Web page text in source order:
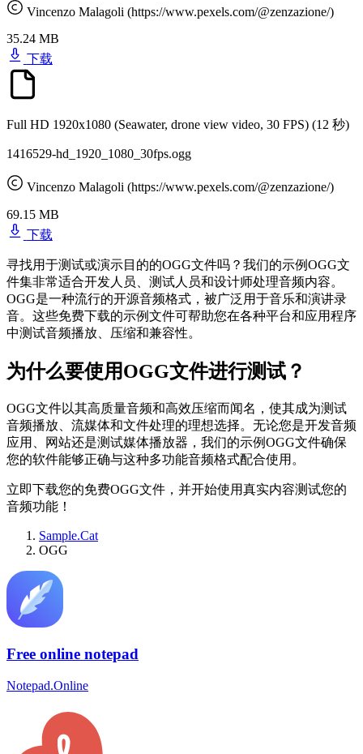
Vincenzo Malagoli (https://www.pexels.com/@zenzazione/)
35.24 MB
下载
Full HD 1920x1080 (Seawater, drone view video, 30 FPS) (12 秒)
1416529-hd_1920_1080_30fps.ogg
Vincenzo Malagoli (https://www.pexels.com/@zenzazione/)
69.15 MB
下载
寻找用于测试或演示目的的OGG文件吗？我们的示例OGG文
件集非常适合开发人员、测试人员和设计师处理音频内容。
OGG是一种流行的开源音频格式，被广泛用于音乐和演讲录
音。这些免费下载的示例文件可帮助您在各种平台和应用程序
中测试音频播放、压缩和兼容性。
为什么要使用OGG文件进行测试？
OGG文件以其高质量音频和高效压缩而闻名，使其成为测试
音频播放、流媒体和文件处理的理想选择。无论您是开发音频
应用、网站还是测试媒体播放器，我们的示例OGG文件确保
您的软件能够正确与这种多功能音频格式配合使用。
立即下载您的免费OGG文件，并开始使用真实内容测试您的
音频功能！
Sample.Cat
OGG
Free online notepad
Notepad.Online